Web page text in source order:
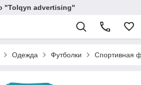
"Tolqyn advertising"
Одежда Футболки Спортивная